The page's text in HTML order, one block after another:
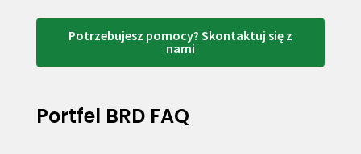
Potrzebujesz pomocy? Skontaktuj się z
nami
Portfel BRD FAQ